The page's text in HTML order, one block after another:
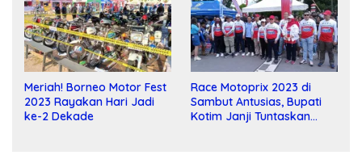
Meriah! Borneo Motor Fest
2023 Rayakan Hari Jadi
ke-2 Dekade
Race Motoprix 2023 di
Sambut Antusias, Bupati
Kotim Janji Tuntaskan